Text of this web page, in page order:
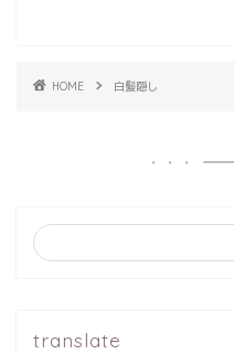
HOME 白髪隠し
translate